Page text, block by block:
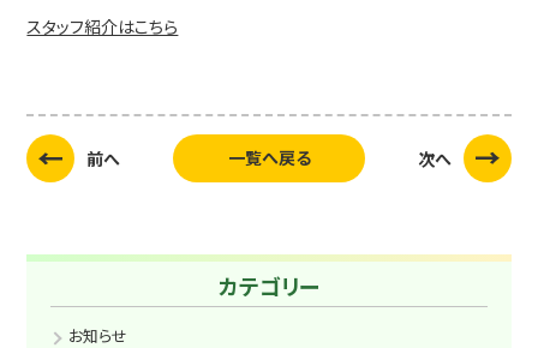
公式採用サイト
Youtube
スタッフ紹介はこちら
前へ 一覧へ戻る 次へ
カテゴリー
お知らせ